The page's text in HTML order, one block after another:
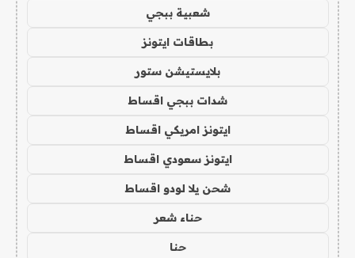
شعبية ببجي
بطاقات ايتونز
بلايستيشن ستور
شدات ببجي اقساط
ايتونز امريكي اقساط
ايتونز سعودي اقساط
شحن يلا لودو اقساط
حناء شعر
حنا